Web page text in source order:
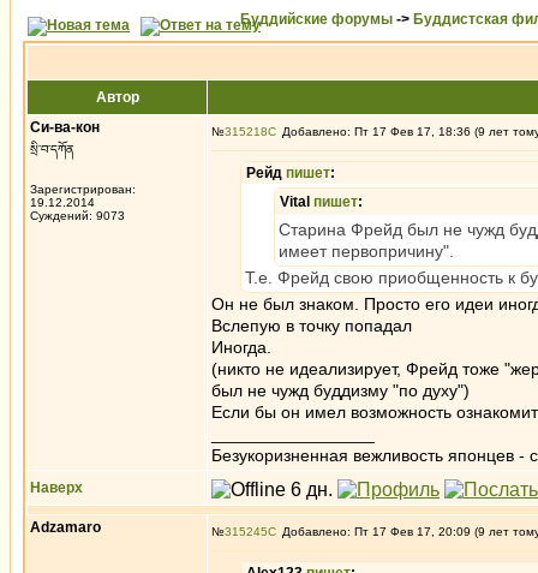
Буддийские форумы -> Буддистская
Автор
Си-ва-кон
སྲི་བ་དཀོན
Зарегистрирован:
19.12.2014
Суждений: 9073
№315218 Добавлено: Пт 17 Фев 17, 18:36 (9 лет
Рейд пишет:
Vital пишет:
Старина Фрейд был не чужд
имеет первопричину".
Т.е. Фрейд свою приобщенность к
Он не был знаком. Просто его идеи
Вслепую в точку попадал
Иногда.
(никто не идеализирует, Фрейд тоже
был не чужд буддизму "по духу")
Если бы он имел возможность
Безукоризненная вежливость японцев -
Наверх
Adzamaro №315245 Добавлено: Пт 17 Фев 17, 20:09 (9 лет